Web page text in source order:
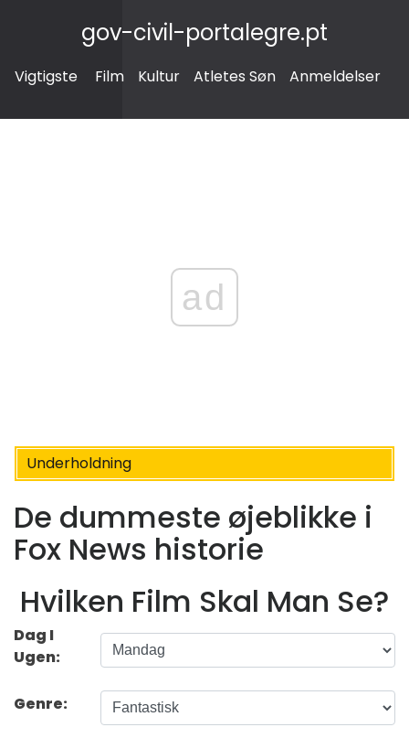
gov-civil-portalegre.pt
Vigtigste Film Kultur Atletes Søn Anmeldelser
ad
Underholdning
De dummeste øjeblikke i
Fox News historie
Hvilken Film Skal Man Se?
Dag I
Ugen:
Genre: